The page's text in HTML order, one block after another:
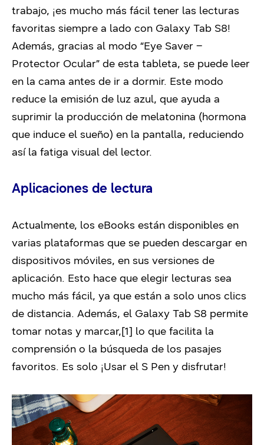
trabajo, ¡es mucho más fácil tener las lecturas
favoritas siempre a lado con Galaxy Tab S8!
Además, gracias al modo “Eye Saver –
Protector Ocular” de esta tableta, se puede leer
en la cama antes de ir a dormir. Este modo
reduce la emisión de luz azul, que ayuda a
suprimir la producción de melatonina (hormona
que induce el sueño) en la pantalla, reduciendo
así la fatiga visual del lector.
Aplicaciones de lectura
Actualmente, los eBooks están disponibles en
varias plataformas que se pueden descargar en
dispositivos móviles, en sus versiones de
aplicación. Esto hace que elegir lecturas sea
mucho más fácil, ya que están a solo unos clics
de distancia. Además, el Galaxy Tab S8 permite
tomar notas y marcar,[1] lo que facilita la
comprensión o la búsqueda de los pasajes
favoritos. Es solo ¡Usar el S Pen y disfrutar!